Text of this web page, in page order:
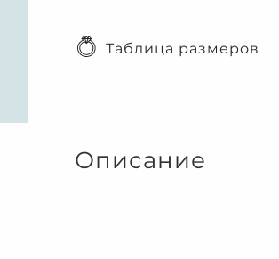
Таблица размеров
Описание